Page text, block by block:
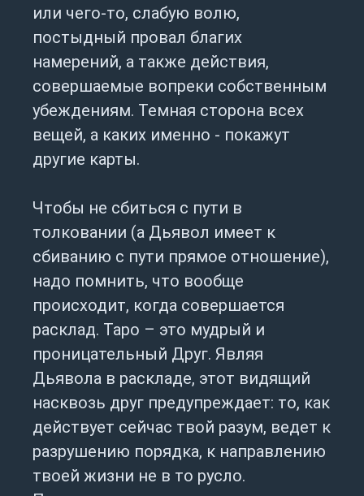
или чего-то, слабую волю,
постыдный провал благих
намерений, а также действия,
совершаемые вопреки собственным
убеждениям. Темная сторона всех
вещей, а каких именно - покажут
другие карты.
Чтобы не сбиться с пути в
толковании (а Дьявол имеет к
сбиванию с пути прямое отношение),
надо помнить, что вообще
происходит, когда совершается
расклад. Таро – это мудрый и
проницательный Друг. Являя
Дьявола в раскладе, этот видящий
насквозь друг предупреждает: то, как
действует сейчас твой разум, ведет к
разрушению порядка, к направлению
твоей жизни не в то русло.